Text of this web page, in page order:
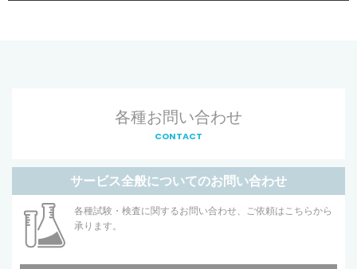
各種お問い合わせ
CONTACT
サービス全般についてのお問い合わせ
各種試験・検査に関するお問い合わせ、ご依頼はこちらから
承ります。